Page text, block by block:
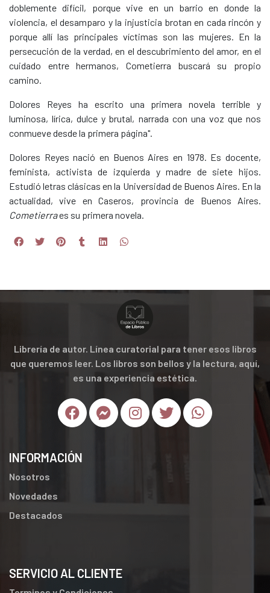
doblemente difícil, porque vive en un barrio en donde la
violencia, el desamparo y la injusticia brotan en cada rincón y
porque allí las principales víctimas son las mujeres. En la
persecución de la verdad, en el descubrimiento del amor, en el
cuidado entre hermanos, Cometierra buscará su propio
camino.
Dolores Reyes ha escrito una primera novela terrible y
luminosa, lírica, dulce y brutal, narrada con una voz que nos
conmueve desde la primera página".
Dolores Reyes nació en Buenos Aires en 1978. Es docente,
feminista, activista de izquierda y madre de siete hijos.
Estudió letras clásicas en la Universidad de Buenos Aires. En la
actualidad, vive en Caseros, provincia de Buenos Aires.
Cometierraes su primera novela.
Librería de autor. Línea curatorial para tener esos libros
que queremos leer. Los libros son bellos y la lectura, aquí,
es una experiencia estética.
INFORMACIÓN
Nosotros
Novedades
Destacados
SERVICIO AL CLIENTE